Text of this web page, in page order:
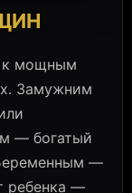
к мощным
Замужним
— богатый
—
ребенка —